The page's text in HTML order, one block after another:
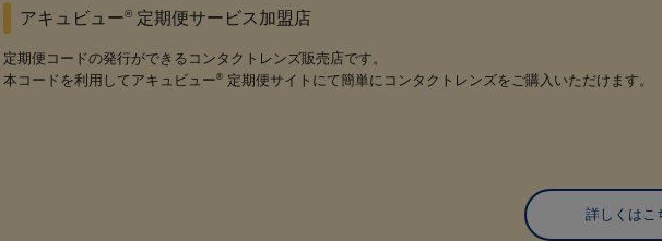
アキュビュー® 定期便サービス加盟店
定期便コードの発行ができるコンタクトレンズ販売店です。
本コードを利用してアキュビュー® 定期便サイトにて簡単にコンタクトレンズをご購入いただけます。
詳しくはこ